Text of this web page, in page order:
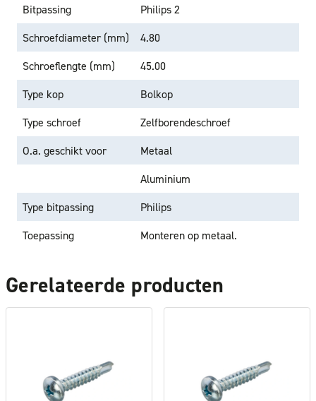
Bitpassing
Philips 2
Schroefdiameter (mm)
4.80
Schroeflengte (mm)
45.00
Type kop
Bolkop
Type schroef
Zelfborendeschroef
O.a. geschikt voor
Metaal
Aluminium
Type bitpassing
Philips
Toepassing
Monteren op metaal.
Gerelateerde producten